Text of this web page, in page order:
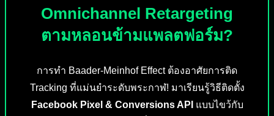
Omnichannel Retargeting
ตามหลอนข้ามแพลตฟอร์ม?
การทำ Baader-Meinhof Effect ต้องอาศัยการติด
Tracking ที่แม่นยำระดับพระกาฬ! มาเรียนรู้วิธีติดตั้ง
Facebook Pixel & Conversions API แบบไขว้กับ